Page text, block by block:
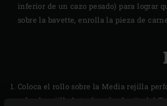
inferior de un cazo pesado) para lograr
sobre la bavette, enrolla la pieza de
Coloca el rollo sobre la Media rejilla
sobre la rejilla.Introduce la clavija del